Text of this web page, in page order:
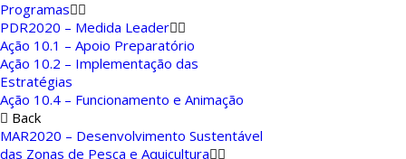
Programas
PDR2020 – Medida Leader
Ação 10.1 – Apoio Preparatório
Ação 10.2 – Implementação das
Estratégias
Ação 10.4 – Funcionamento e Animação
Back
MAR2020 – Desenvolvimento Sustentável
das Zonas de Pesca e Aquicultura